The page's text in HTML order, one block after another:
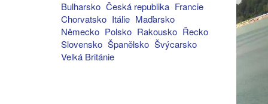
Bulharsko Česká republika Francie
Chorvatsko Itálie Maďarsko
Německo Polsko Rakousko Řecko
Slovensko Španělsko Švýcarsko
Velká Británie